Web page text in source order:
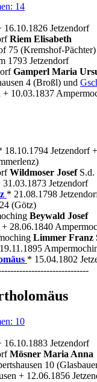
14
Jetzendorf
Riem Elisabeth
75 (Kremshof-Pächter)
1793 Jetzendorf
Gamperl Maria
4 (Broßl) und
+ 10.03.1837
18.10.1794 Jetzendorf
Wildmoser Josef S.d.
Jetzendorf
* 21.08.1798
(Götz)
Beywald Josef
28.06.1840
Limmer Franz
* 15.04.1802
10
Jetzendorf
Mösner Maria Anna
10
+ 12.06.1856